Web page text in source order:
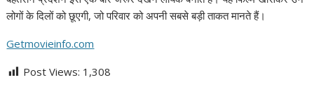
लोगों के दिलों को छूएगी, जो परिवार को अपनी सबसे बड़ी ताकत मानते हैं।
Getmovieinfo.com
Post Views: 1,308